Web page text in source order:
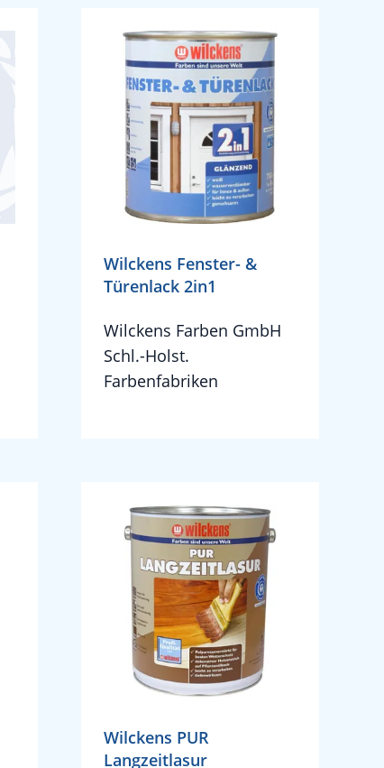
Wilckens Fenster- &
Türenlack 2in1
Wilckens Farben GmbH
Schl.-Holst.
Farbenfabriken
Wilckens PUR
Langzeitlasur